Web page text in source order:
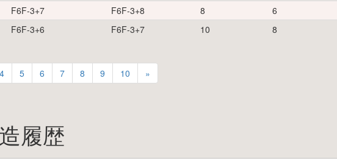
F6F-3+7 F6F-3+8 8 6
F6F-3+6 F6F-3+7 10 8
4 5 6 7 8 9 10 »
履歴